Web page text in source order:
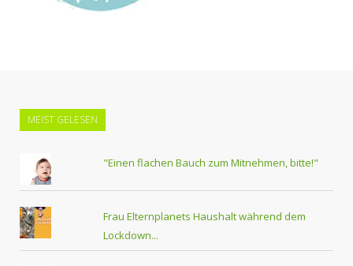
MEIST GELESEN
"Einen flachen Bauch zum Mitnehmen, bitte!"
Frau Elternplanets Haushalt während dem
Lockdown...